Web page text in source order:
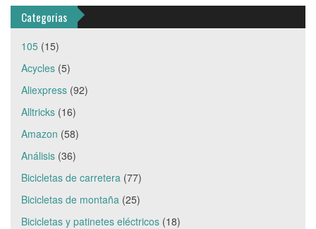
Categorias
105 (15)
Acycles (5)
Aliexpress (92)
Alltricks (16)
Amazon (58)
Análisis (36)
Bicicletas de carretera (77)
Bicicletas de montaña (25)
Bicicletas y patinetes eléctricos (18)